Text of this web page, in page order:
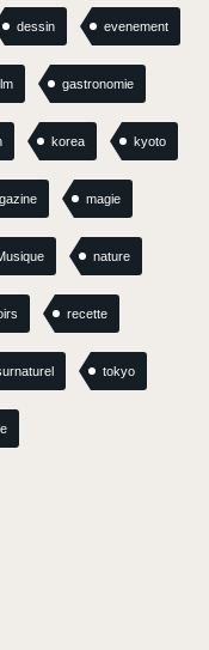
dessin evenement
gastronomie
korea kyoto
magie
nature
recette
tokyo